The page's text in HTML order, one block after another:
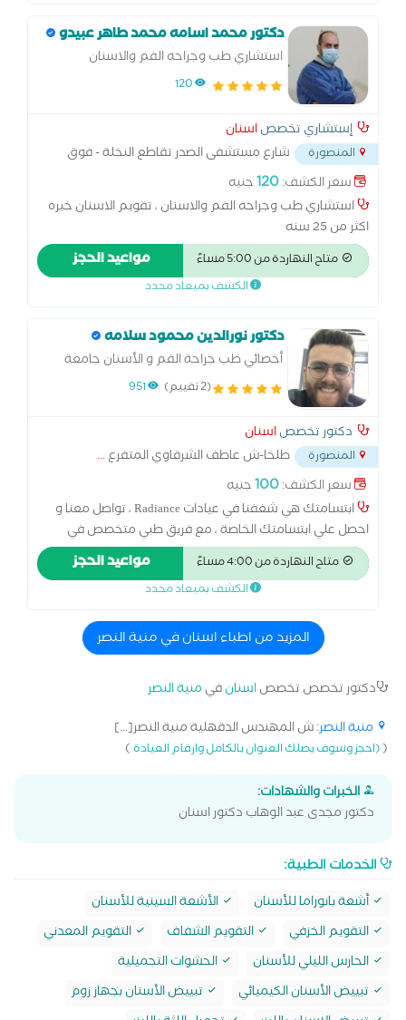
خاصة للاطفال) دكتور محمد اسامه محمد طاهر عبيدو
استشاري طب وجراحه الفم والاسنان
120
إستشاري تخصصاسنان
المنصورة
شارع مستشفى الصدر تقاطع النخلة - فوق
صيدليه د مسعد...
سعر الكشف:120جنيه
استشاري طب وجراحه الفم والاسنان ، تقويم الاسنان خبره
اكثر من 25 سنه
متاح النهاردة من 5:00 مساءً مواعيد الحجز
الكشف بميعاد محدد
دكتور نورالدين محمود سلامه
أخصائي طب جراحة الفم و الأسنان جامعة
المنصورة
(2 تقييم) 951
دكتور تخصصاسنان
المنصورة طلخا-ش عاطف الشرقاوي المتفرع...
سعر الكشف:100جنيه
ابتسامتك هي شغفنا في عيادات Radiance ، تواصل معنا و
احصل علي ابتسامتك الخاصة ، مع فريق طبي متخصص في
جميع فروع طب الفم و الأسنان في عيادات Radiance يتم
استخدام أحدث الوسائل العلاجية في طب الأسنان بأفضل جودة
و أسعار تناسب الجميع
متاح النهاردة من 4:00 مساءً مواعيد الحجز
الكشف بميعاد محدد
المزيد من اطباء اسنان في منية النصر
دكتور تخصص تخصصاسنانفي منية النصر
منية النصر: ش المهندس الدقهلية منية النصر[...]
((احجز وسوف يصلك العنوان بالكامل وارقام العيادة)
الخبرات والشهادات:
دكتور مجدى عبد الوهاب دكتور اسنان
الخدمات الطبية:
أشعة بانوراما للأسنان
الأشعة السينية للأسنان
التقويم الخزفي
التقويم الشفاف
التقويم المعدني
الحارس الليلي للأسنان
الحشوات التجميلية
تبييض الأسنان الكيميائي
تبييض الأسنان بجهاز زوم